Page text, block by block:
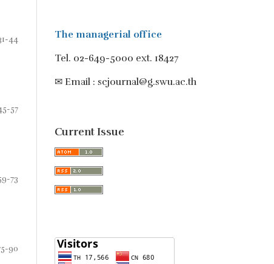
44
57
73
90
The managerial office
Tel. 02-649-5000 ext. 18427
✉ Email : scjournal@g.swu.ac.th
Current Issue